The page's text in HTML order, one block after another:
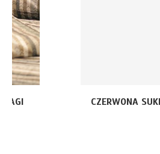
CZERWONA SUKIENKA Z